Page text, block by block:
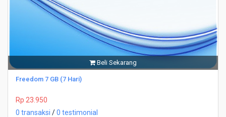
Beli Sekarang
Freedom 7 GB (7 Hari)
Rp 23.950
0 transaksi /0 testimonial